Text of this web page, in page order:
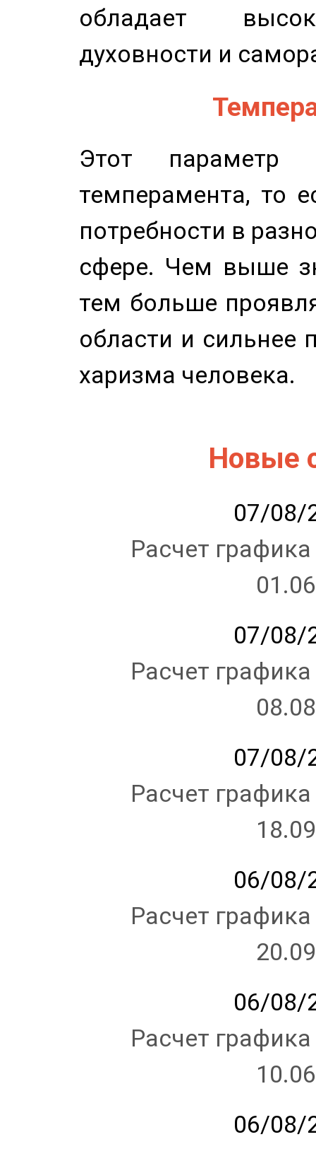
обладает
духовности и
Этот параметр
темперамента, то
потребности в
сфере. Чем выше
тем больше
области и сильнее
харизма человека.
Новые
07/08/
Расчет
07/08/
Расчет
07/08/
Расчет
06/08/
Расчет
06/08/
Расчет
06/08/